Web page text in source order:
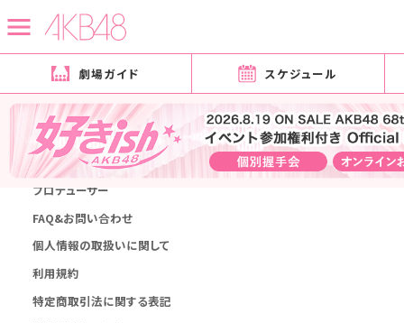
劇場ガイド スケジュール
1970月01月01日
会社概要
プロデューサー
FAQ&お問い合わせ
個人情報の取扱いに関して
利用規約
特定商取引法に関する表記